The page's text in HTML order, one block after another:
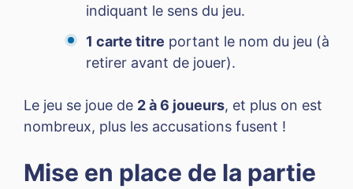
indiquant le sens du jeu.
1 carte titre portant le nom du jeu (à
retirer avant de jouer).
Le jeu se joue de 2 à 6 joueurs, et plus on est
nombreux, plus les accusations fusent !
Mise en place de la partie